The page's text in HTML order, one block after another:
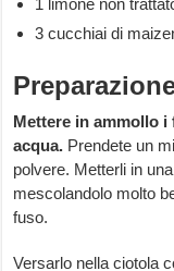
1 limone non
3 cucchiai di
Mettere in ammollo
acqua. Prendete un
polvere. Metterli in
mescolandolo molto
fuso.
Versarlo nella ciotola